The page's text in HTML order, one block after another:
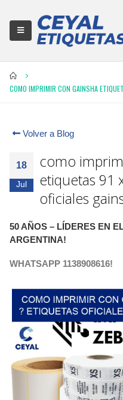
COMO IMPRIMIR CON GAINSHA
Volver a Blog
18
Jul
como
etiquetas 91
oficiales
50 AÑOS – LÍDERES EN
WHATSAPP 1138908616!